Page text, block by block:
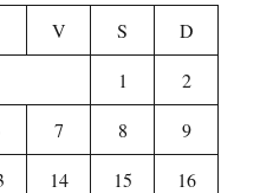
V S
D
1
2
7 8
9
14 15
16